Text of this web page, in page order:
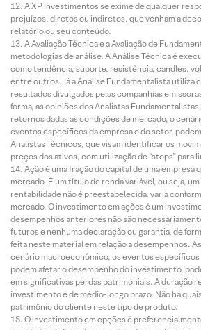
A XP Investimentos se exime de qualquer
prejuízos, diretos ou indiretos, que venham a
relatório ou seu conteúdo.
A Avaliação Técnica e a Avaliação de
metodologias de análise. A Análise Técnica é
como tendência, suporte, resistência, candles,
entre outros. Já a Análise Fundamentalista utiliza
resultados divulgados pelas companhias
forma, as opiniões dos Analistas
retornos dadas as condições de mercado, o
eventos específicos da empresa e do setor,
Analistas Técnicos, que visam identificar os
preços dos ativos, com utilização de “stops” para
Ação é uma fração do capital de uma empresa
mercado. É um título de renda variável, ou seja,
rentabilidade não é preestabelecida, varia
mercado. O investimento em ações é um
desempenhos anteriores não são
futuros e nenhuma declaração ou garantia, de
feita neste material em relação a desempenhos.
cenário macroeconômico, os eventos específicos
podem afetar o desempenho do investimento,
em significativas perdas patrimoniais. A duração
investimento é de médio-longo prazo. Não há
patrimônio do cliente neste tipo de produto.
O investimento em opções é